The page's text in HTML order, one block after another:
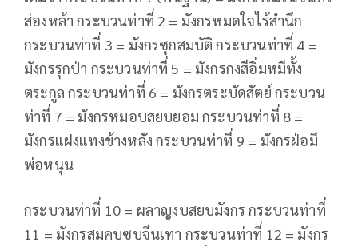
ส่องหล้า กระบวนท่าที่ 2 = มังกรหมดใจไร้สำนึก
กระบวนท่าที่ 3 = มังกรซุกสมบัติ กระบวนท่าที่ 4 =
มังกรรุกป่า กระบวนท่าที่ 5 = มังกรกงสีอิ่มหมีทั้ง
ตระกูล กระบวนท่าที่ 6 = มังกรตระบัดสัตย์ กระบวน
ท่าที่ 7 = มังกรหมอบสยบยอม กระบวนท่าที่ 8 =
มังกรแฝงแทงข้างหลัง กระบวนท่าที่ 9 = มังกรฝ่อมี
พ่อหนุน
กระบวนท่าที่ 10 = ผลาญงบสยบมังกร กระบวนท่าที่
11 = มังกรสมคบซบจีนเทา กระบวนท่าที่ 12 = มังกร